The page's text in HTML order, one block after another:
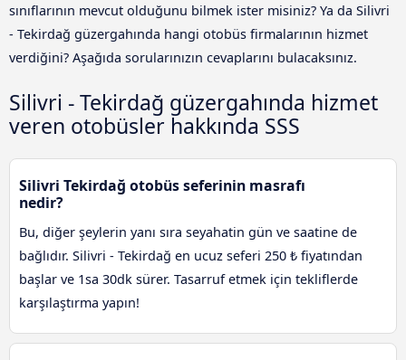
sınıflarının mevcut olduğunu bilmek ister misiniz? Ya da Silivri
- Tekirdağ güzergahında hangi otobüs firmalarının hizmet
verdiğini? Aşağıda sorularınızın cevaplarını bulacaksınız.
Silivri - Tekirdağ güzergahında hizmet
veren otobüsler hakkında SSS
Silivri Tekirdağ otobüs seferinin masrafı
nedir?
Bu, diğer şeylerin yanı sıra seyahatin gün ve saatine de
bağlıdır. Silivri - Tekirdağ en ucuz seferi 250 ₺ fiyatından
başlar ve 1sa 30dk sürer. Tasarruf etmek için tekliflerde
karşılaştırma yapın!